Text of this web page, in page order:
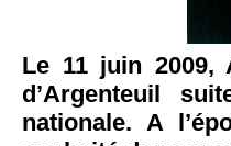
Le 11 juin 2009,
d’Argenteuil
nationale. A